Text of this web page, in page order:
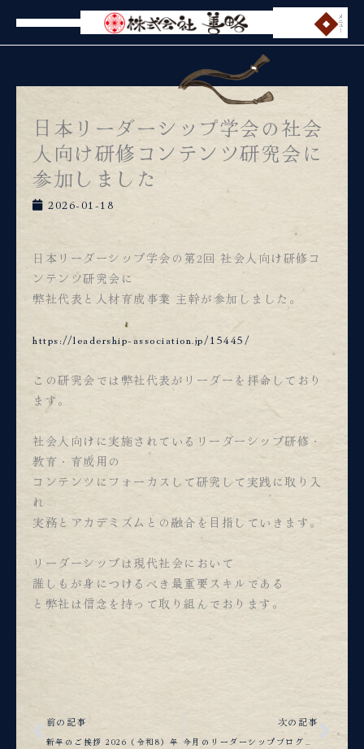
を
メニュー
日本リーダーシップ学会の社会
人向け研修コンテンツ研究会に
参加しました
2026-01-18
日本リーダーシップ学会の第2回 社会人向け研修コ
ンテンツ研究会に
弊社代表と人材育成事業 主幹が参加しました。
https://leadership-association.jp/15445/
この研究会では弊社代表がリーダーを拝命しており
ます。
社会人向けに実施されているリーダーシップ研修・
教育・育成用の
コンテンツにフォーカスして研究して実践に取り入
れ
実務とアカデミズムとの融合を目指していきます。
リーダーシップは現代社会において
誰しもが身につけるべき最重要スキルである
と弊社は信念を持って取り組んでおります。
Prev
前の記事
新年のご挨拶 2026（令和8）年
次の記事
今月のリーダーシップブログ（2026年1月）